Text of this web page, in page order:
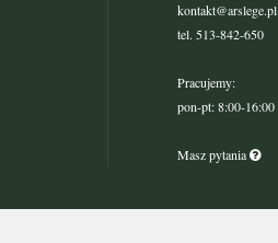
kontakt@arslege.pl
tel. 513-842-650
Pracujemy:
pon-pt: 8:00-16:00
Masz pytania